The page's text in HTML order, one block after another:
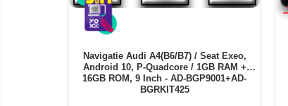
Media player cu Android
resigilate
Termometre
non
Navigatie Audi A4(B6/B7) / Seat Exeo,
Android 10, P-Quadcore / 1GB RAM +
16GB ROM, 9 Inch - AD-BGP9001+AD-
BGRKIT425